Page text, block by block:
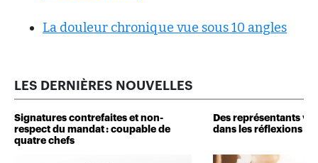
La douleur chronique vue sous 10 angles
LES DERNIÈRES NOUVELLES
Signatures contrefaites et non-
respect du mandat : coupable de
quatre chefs
Des représentants
dans les réflexions de